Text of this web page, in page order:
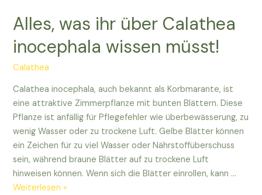
Einzigartige
für
euer
Alles, was ihr über Calathea
inocephala wissen müsst!
Calathea
Calathea inocephala, auch bekannt als Korbmarante, ist
eine attraktive Zimmerpflanze mit bunten Blättern. Diese
Pflanze ist anfällig für Pflegefehler wie überbewässerung, zu
wenig Wasser oder zu trockene Luft. Gelbe Blätter können
ein Zeichen für zu viel Wasser oder Nährstoffüberschuss
sein, während braune Blätter auf zu trockene Luft
hinweisen können. Wenn sich die Blätter einrollen, kann …
Alles,
Weiterlesen »